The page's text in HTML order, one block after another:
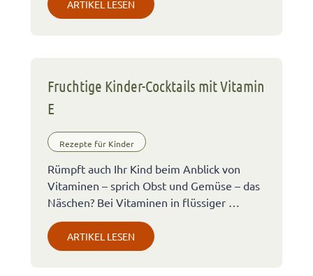
ARTIKEL LESEN
Fruchtige Kinder-Cocktails mit Vitamin
E
Rezepte für Kinder
Rümpft auch Ihr Kind beim Anblick von
Vitaminen – sprich Obst und Gemüse – das
Näschen? Bei Vitaminen in flüssiger …
ARTIKEL LESEN